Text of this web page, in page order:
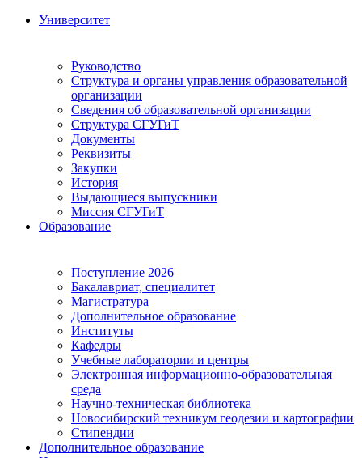
Университет
Руководство
Структура и органы управления образовательной
организации
Сведения об образовательной организации
Структура СГУГиТ
Документы
Реквизиты
Закупки
История
Выдающиеся выпускники
Миссия СГУГиТ
Образование
Поступление 2026
Бакалавриат, специалитет
Магистратура
Дополнительное образование
Институты
Кафедры
Учебные лаборатории и центры
Электронная информационно-образовательная
среда
Научно-техническая библиотека
Новосибирский техникум геодезии и картографии
Стипендии
Дополнительное образование